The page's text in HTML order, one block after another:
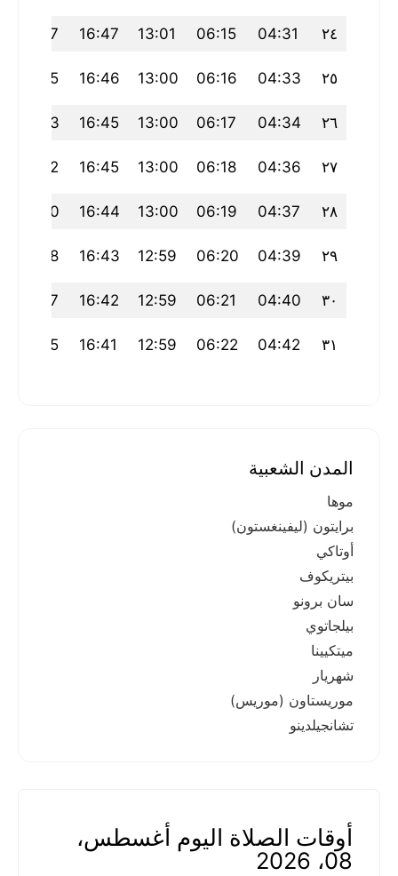
٢٤ 04:31
06:15
13:01
16:47
19:47
٢٥ 04:33
06:16
13:00
16:46
19:45
٢٦ 04:34
06:17
13:00
16:45
19:43
٢٧ 04:36
06:18
13:00
16:45
19:42
٢٨ 04:37
06:19
13:00
16:44
19:40
٢٩ 04:39
06:20
12:59
16:43
19:38
٣٠ 04:40
06:21
12:59
16:42
19:37
٣١ 04:42
06:22
12:59
16:41
19:35
المدن الشعبية
موها
برايتون (ليفينغستون)
أوتاكي
بيتريكوف
سان برونو
بيلجاتوي
ميتكيينا
شهريار
موريستاون (موريس)
تشانجيلدينو
أوقات الصلاة اليوم أغسطس،
08، 2026